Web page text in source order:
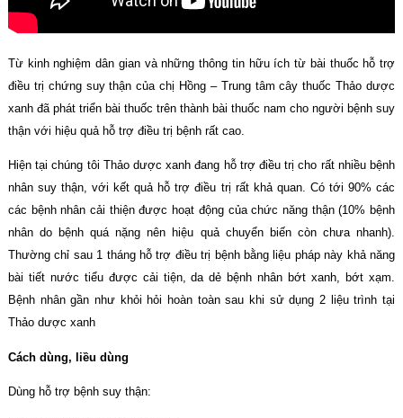
Từ kinh nghiệm dân gian và những thông tin hữu ích từ bài thuốc hỗ trợ
điều trị chứng suy thận của chị Hồng – Trung tâm cây thuốc Thảo dược
xanh đã phát triển bài thuốc trên thành bài thuốc nam cho người bệnh suy
thận với hiệu quả hỗ trợ điều trị bệnh rất cao.
Hiện tại chúng tôi Thảo dược xanh đang hỗ trợ điều trị cho rất nhiều bệnh
nhân suy thận, với kết quả hỗ trợ điều trị rất khả quan. Có tới 90% các
các bệnh nhân cải thiện được hoạt động của chức năng thận (10% bệnh
nhân do bệnh quá nặng nên hiệu quả chuyển biến còn chưa nhanh).
Thường chỉ sau 1 tháng hỗ trợ điều trị bệnh bằng liệu pháp này khả năng
bài tiết nước tiểu được cải tiện, da dẻ bệnh nhân bớt xanh, bớt xạm.
Bệnh nhân gần như khỏi hỏi hoàn toàn sau khi sử dụng 2 liệu trình tại
Thảo dược xanh
Cách dùng, liều dùng
Dùng hỗ trợ bệnh suy thận: